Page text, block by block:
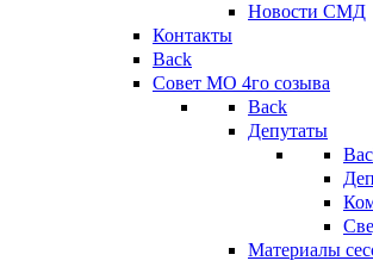
Новости СМД
Контакты
Back
Совет МО 4го созыва
Back
Депутаты
Материалы